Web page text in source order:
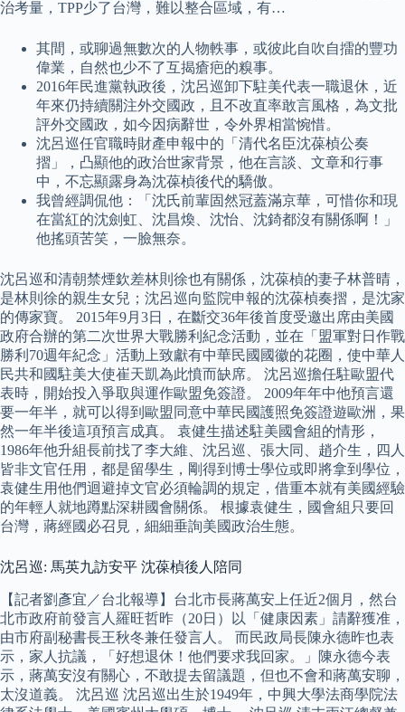
治考量，TPP少了台灣，難以整合區域，有…
其間，或聊過無數次的人物軼事，或彼此自吹自擂的豐功
偉業，自然也少不了互揭瘡疤的糗事。
2016年民進黨執政後，沈呂巡卸下駐美代表一職退休，近
年來仍持續關注外交國政，且不改直率敢言風格，為文批
評外交國政，如今因病辭世，令外界相當惋惜。
沈呂巡任官職時財產申報中的「清代名臣沈葆楨公奏
摺」，凸顯他的政治世家背景，他在言談、文章和行事
中，不忘顯露身為沈葆楨後代的驕傲。
我曾經調侃他：「沈氏前輩固然冠蓋滿京華，可惜你和現
在當紅的沈劍虹、沈昌煥、沈怡、沈錡都沒有關係啊！」
他搖頭苦笑，一臉無奈。
沈呂巡和清朝禁煙欽差林則徐也有關係，沈葆楨的妻子林普晴，
是林則徐的親生女兒；沈呂巡向監院申報的沈葆楨奏摺，是沈家
的傳家寶。 2015年9月3日，在斷交36年後首度受邀出席由美國
政府合辦的第二次世界大戰勝利紀念活動，並在「盟軍對日作戰
勝利70週年紀念」活動上致獻有中華民國國徽的花圈，使中華人
民共和國駐美大使崔天凱為此憤而缺席。 沈呂巡擔任駐歐盟代
表時，開始投入爭取與運作歐盟免簽證。 2009年年中他預言還
要一年半，就可以得到歐盟同意中華民國護照免簽證遊歐洲，果
然一年半後這項預言成真。 袁健生描述駐美國會組的情形，
1986年他升組長前找了李大維、沈呂巡、張大同、趙介生，四人
皆非文官任用，都是留學生，剛得到博士學位或即將拿到學位，
袁健生用他們迴避掉文官必須輪調的規定，借重本就有美國經驗
的年輕人就地蹲點深耕國會關係。 根據袁健生，國會組只要回
台灣，蔣經國必召見，細細垂詢美國政治生態。
沈呂巡: 馬英九訪安平 沈葆楨後人陪同
【記者劉彥宜／台北報導】台北市長蔣萬安上任近2個月，然台
北市政府前發言人羅旺哲昨（20日）以「健康因素」請辭獲准，
由市府副秘書長王秋冬兼任發言人。 而民政局長陳永德昨也表
示，家人抗議，「好想退休！他們要求我回家。」陳永德今表
示，蔣萬安沒有關心，不敢提去留議題，但也不會和蔣萬安聊，
太沒道義。 沈呂巡 沈呂巡出生於1949年，中興大學法商學院法